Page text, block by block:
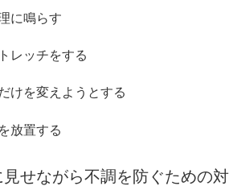
に鳴らす
レッチをする
けを変えようとする
放置する
せながら不調を防ぐための